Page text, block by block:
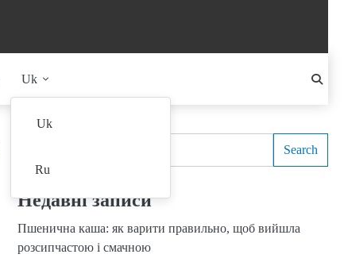
Uk
Uk
Ru
Search
Недавні записи
Пшенична каша: як варити правильно, щоб вийшла
розсипчастою і смачною